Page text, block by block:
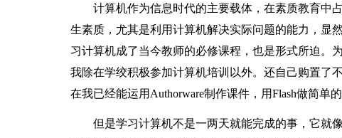
计算机作为信息时代的主要载体，在素质教育中
生素质，尤其是利用计算机解决实际问题的能力，显
习计算机成了当今教师的必修课程，也是形式所迫。
我除在学绞积极参加计算机培训以外。还自己购置了
在我已经能运用Authorware制作课件，用Flash做简单的
但是学习计算机不是一两天就能完成的事，它就